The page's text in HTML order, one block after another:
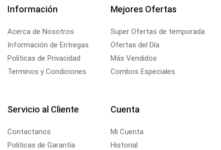
Información
Acerca de Nosotros
Información de Entregas
Políticas de Privacidad
Terminos y Condiciones
Mejores Ofertas
Super Ofertas de temporada
Ofertas del Día
Más Vendidos
Combos Especiales
Servicio al Cliente
Contactanos
Politicas de Garantía
Cuenta
Mi Cuenta
Historial